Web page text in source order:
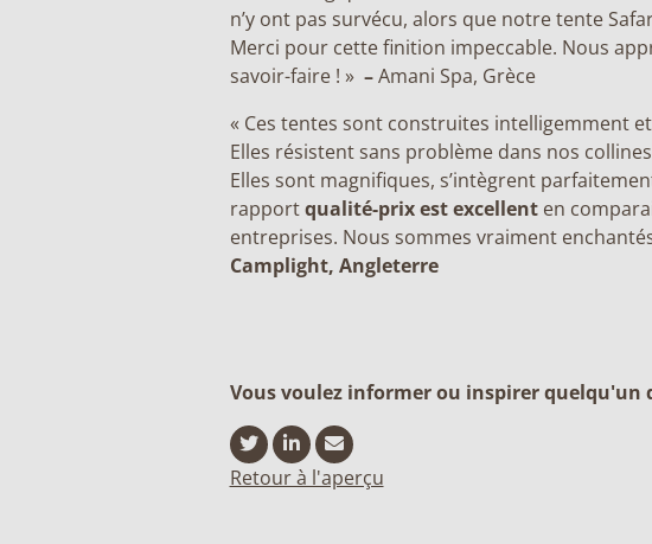
n’y ont pas survécu, alors que notre tente
Merci pour cette finition impeccable. Nous
savoir-faire ! » – Amani Spa, Grèce
« Ces tentes sont construites intelligemment
Elles résistent sans problème dans nos
Elles sont magnifiques, s’intègrent
rapport qualité-prix est excellent en
entreprises. Nous sommes vraiment
Camplight, Angleterre
Vous voulez informer ou inspirer quelqu'un
Retour à l'aperçu